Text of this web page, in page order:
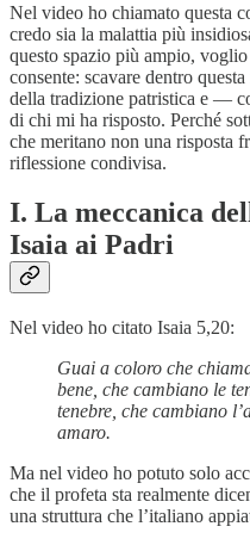
Nel video ho chiamato questa
credo sia la malattia più
questo spazio più ampio,
consente: scavare dentro
della tradizione patristica e —
di chi mi ha risposto. Perché
che meritano non una risposta
riflessione condivisa.
I. La meccanica
Isaia ai Padri
Nel video ho citato Isaia 5,20:
Guai a coloro che
bene, che cambiano le
tenebre, che cambiano
amaro.
Ma nel video ho potuto solo
che il profeta sta realmente
una struttura che l’italiano